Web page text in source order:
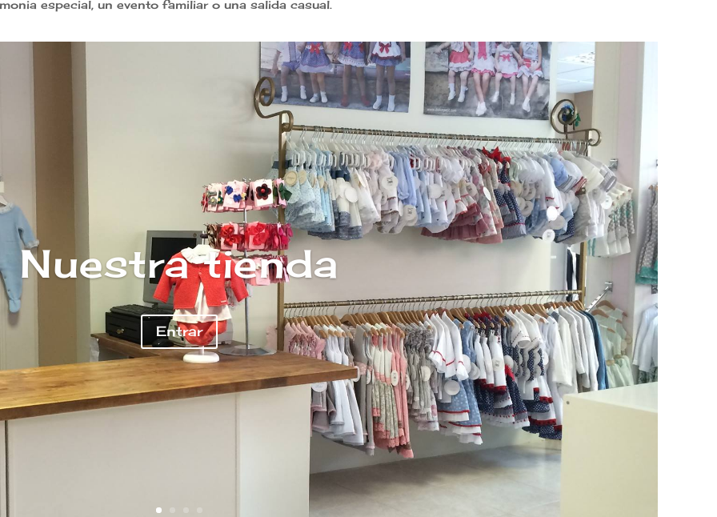
especial, un evento familiar o una salida casual.
Nuestra tienda
Entrar